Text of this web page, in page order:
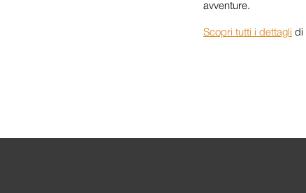
avventure.
Scopri tutti i dettagli di